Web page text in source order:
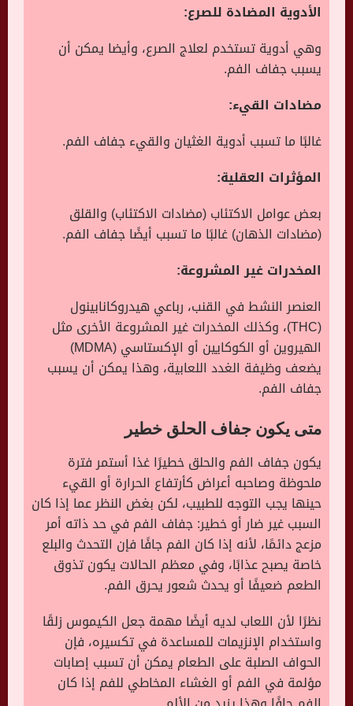
الأدوية المضادة للصرع:
وهي أدوية تستخدم لعلاج الصرع، وأيضا يمكن أن
يسبب جفاف الفم.
مضادات القيء:
غالبًا ما تسبب أدوية الغثيان والقيء جفاف الفم.
المؤثرات العقلية:
بعض عوامل الاكتئاب (مضادات الاكتئاب) والقلق
(مضادات الذهان) غالبًا ما تسبب أيضًا جفاف الفم.
المخدرات غير المشروعة:
العنصر النشط في القنب، رباعي هيدروكانابينول
(THC)، وكذلك المخدرات غير المشروعة الأخرى مثل
الهيروين أو الكوكايين أو الإكستاسي (MDMA)
يضعف وظيفة الغدد اللعابية، وهذا يمكن أن يسبب
جفاف الفم.
متى يكون جفاف الحلق خطير
يكون جفاف الفم والحلق خطيرًا غذا أستمر فترة
ملحوظة وصاحبه أعراض كأرتفاع الحرارة أو القيء
حينها يجب التوجه للطبيب، لكن بغض النظر عما إذا كان
السبب غير ضار أو خطير: جفاف الفم في حد ذاته أمر
مزعج دائمًا، لأنه إذا كان الفم جافًا فإن التحدث والبلع
خاصة يصبح عذابًا، وفي معظم الحالات يكون تذوق
الطعم ضعيفًا أو يحدث شعور يحرق الفم.
نظرًا لأن اللعاب لديه أيضًا مهمة جعل الكيموس زلقًا
واستخدام الإنزيمات للمساعدة في تكسيره، فإن
الحواف الصلبة على الطعام يمكن أن تسبب إصابات
مؤلمة في الفم أو الغشاء المخاطي للفم إذا كان